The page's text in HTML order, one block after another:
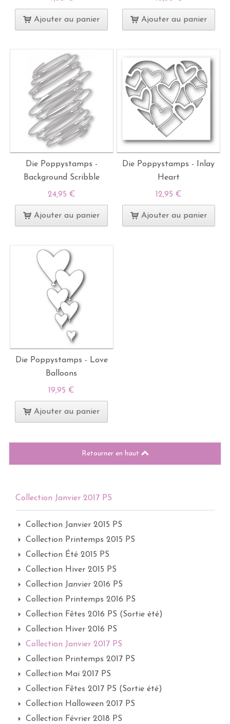
Ajouter au panier Ajouter au panier
Die Poppystamps -
Background Scribble
24,95 €
Ajouter au panier
Die Poppystamps - Inlay
Heart
12,95 €
Ajouter au panier
Die Poppystamps - Love
Balloons
19,95 €
Ajouter au panier
Retourner en haut
Collection Janvier 2017 PS
Collection Janvier 2015 PS
Collection Printemps 2015 PS
Collection Été 2015 PS
Collection Hiver 2015 PS
Collection Janvier 2016 PS
Collection Printemps 2016 PS
Collection Fêtes 2016 PS (Sortie été)
Collection Hiver 2016 PS
Collection Janvier 2017 PS
Collection Printemps 2017 PS
Collection Mai 2017 PS
Collection Fêtes 2017 PS (Sortie été)
Collection Halloween 2017 PS
Collection Février 2018 PS